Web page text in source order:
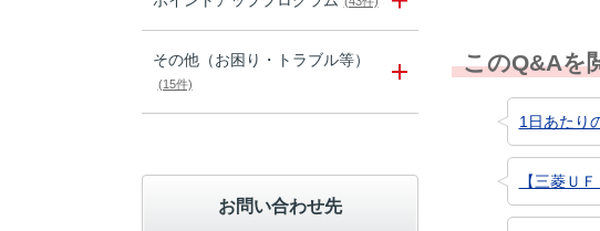
その他（お困り・トラブル等）
(15件)
お問い合わせ先
このQ&Aを
1日あたり
【三菱Ｕ